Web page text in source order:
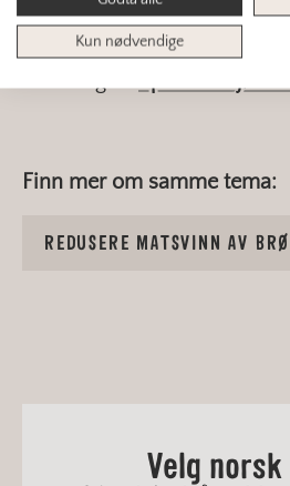
frokost og lunsj, og å bruke
Finn mer om samme tema:
REDUSERE MATSVINN AV
Velg
Kun nødvendige